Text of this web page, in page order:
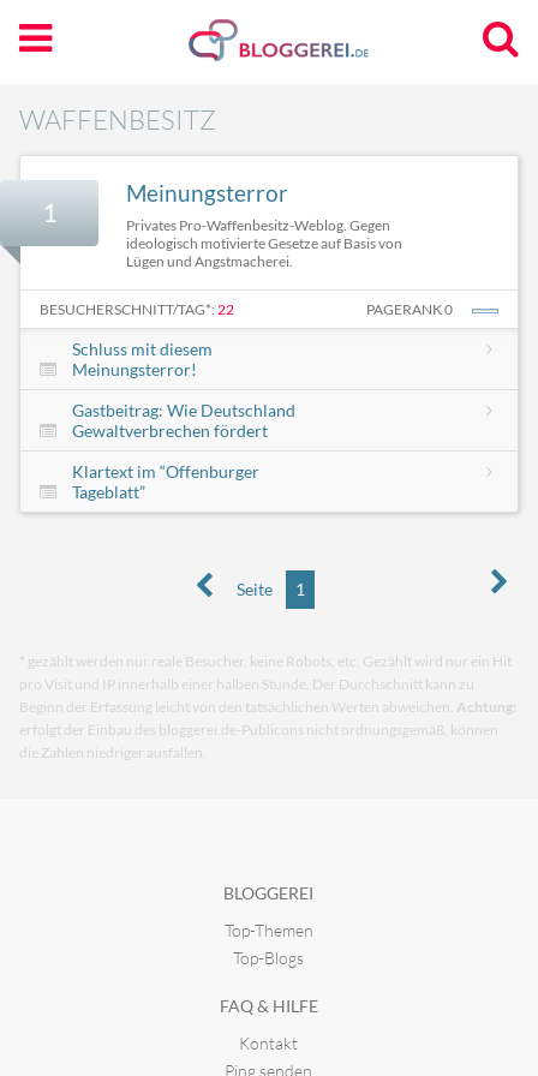
WAFFENBESITZ
1
Meinungsterror
Privates Pro-Waffenbesitz-Weblog. Gegen
ideologisch motivierte Gesetze auf Basis von
Lügen und Angstmacherei.
BESUCHERSCHNITT/TAG*: 22 PAGERANK 0
Schluss mit diesem
Meinungsterror!
Gastbeitrag: Wie Deutschland
Gewaltverbrechen fördert
Klartext im “Offenburger
Tageblatt”
Seite 1
* gezählt werden nur reale Besucher, keine Robots, etc. Gezählt wird nur ein Hit
pro Visit und IP innerhalb einer halben Stunde. Der Durchschnitt kann zu
Beginn der Erfassung leicht von den tatsächlichen Werten abweichen. Achtung:
erfolgt der Einbau des bloggerei.de-Publicons nicht ordnungsgemäß, können
die Zahlen niedriger ausfallen.
BLOGGEREI
Top-Themen
Top-Blogs
FAQ & HILFE
Kontakt
Ping senden